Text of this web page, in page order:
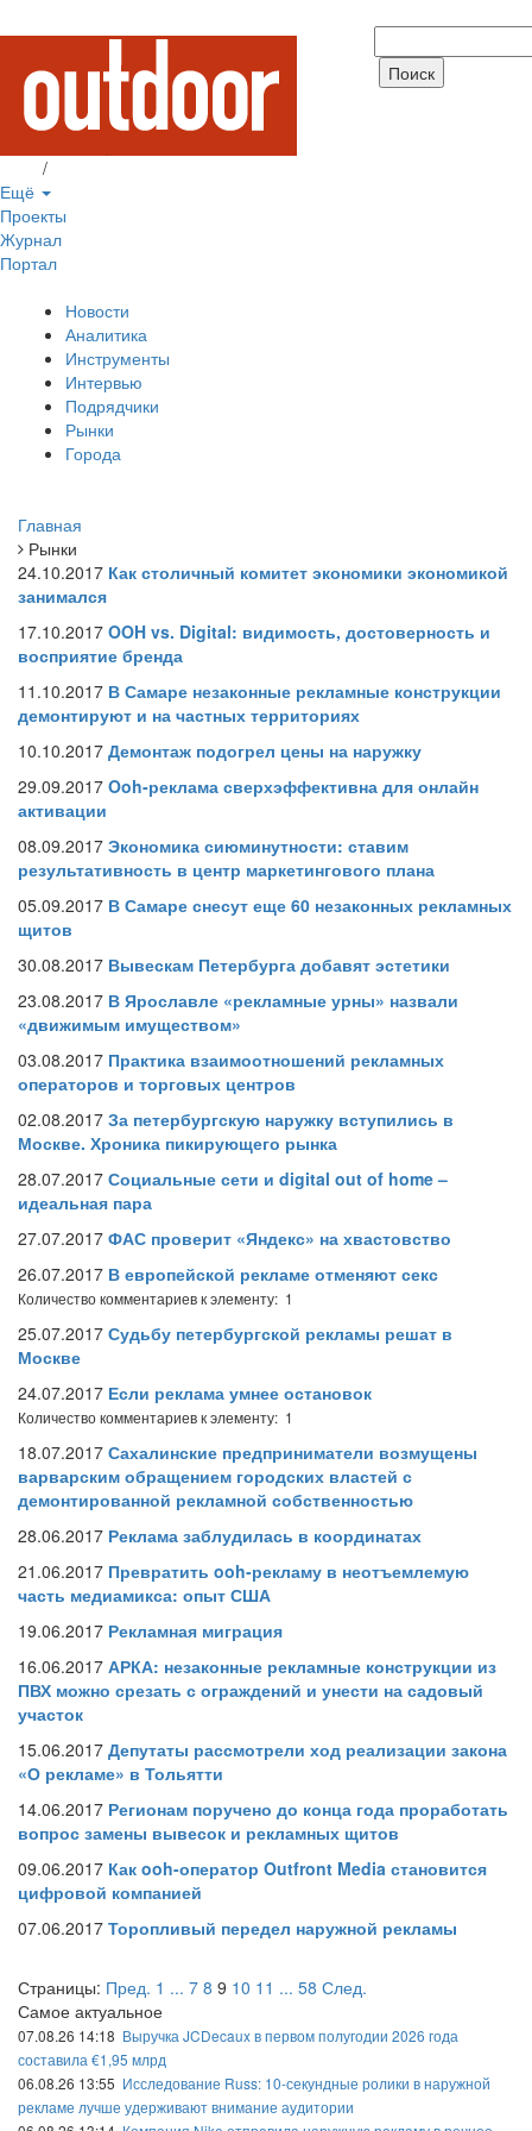
/
Ещё
Проекты
Журнал
Портал
Новости
Аналитика
Инструменты
Интервью
Подрядчики
Рынки
Города
Главная
Рынки
24.10.2017 Как столичный комитет экономики экономикой
занимался
17.10.2017 OOH vs. Digital: видимость, достоверность и
восприятие бренда
11.10.2017 В Самаре незаконные рекламные конструкции
демонтируют и на частных территориях
10.10.2017 Демонтаж подогрел цены на наружку
29.09.2017 Ooh-реклама сверхэффективна для онлайн
активации
08.09.2017 Экономика сиюминутности: ставим
результативность в центр маркетингового плана
05.09.2017 В Самаре снесут еще 60 незаконных рекламных
щитов
30.08.2017 Вывескам Петербурга добавят эстетики
23.08.2017 В Ярославле «рекламные урны» назвали
«движимым имуществом»
03.08.2017 Практика взаимоотношений рекламных
операторов и торговых центров
02.08.2017 За петербургскую наружку вступились в
Москве. Хроника пикирующего рынка
28.07.2017 Социальные сети и digital out of home –
идеальная пара
27.07.2017 ФАС проверит «Яндекс» на хвастовство
26.07.2017 В европейской рекламе отменяют секс
Количество комментариев к элементу: 1
25.07.2017 Судьбу петербургской рекламы решат в
Москве
24.07.2017 Если реклама умнее остановок
Количество комментариев к элементу: 1
18.07.2017 Сахалинские предприниматели возмущены
варварским обращением городских властей с
демонтированной рекламной собственностью
28.06.2017 Реклама заблудилась в координатах
21.06.2017 Превратить ooh-рекламу в неотъемлемую
часть медиамикса: опыт США
19.06.2017 Рекламная миграция
16.06.2017 АРКА: незаконные рекламные конструкции из
ПВХ можно срезать с ограждений и унести на садовый
участок
15.06.2017 Депутаты рассмотрели ход реализации закона
«О рекламе» в Тольятти
14.06.2017 Регионам поручено до конца года проработать
вопрос замены вывесок и рекламных щитов
09.06.2017 Как ooh-оператор Outfront Media становится
цифровой компанией
07.06.2017 Торопливый передел наружной рекламы
Страницы: Пред. 1 ... 7 8 9 10 11 ... 58 След.
Самое актуальное
07.08.26 14:18 Выручка JCDecaux в первом полугодии 2026 года
составила €1,95 млрд
06.08.26 13:55 Исследование Russ: 10-секундные ролики в наружной
рекламе лучше удерживают внимание аудитории